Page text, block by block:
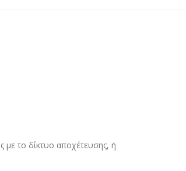
με το δίκτυο αποχέτευσης, ή